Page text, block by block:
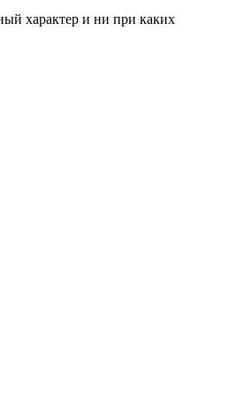
характер и ни при каких